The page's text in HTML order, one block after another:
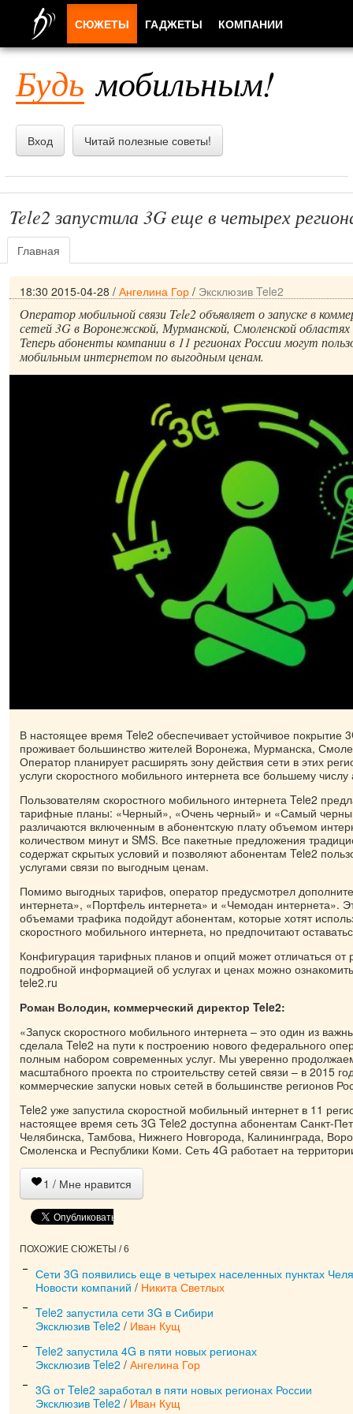
Будь мобильным!
Вход Читай полезные советы!
Tele2 запустила 3G еще в четырех
Главная
18:30 2015-04-28 / Ангелина Гор / Эксклюзив Tele2
Оператор мобильной связи Tele2 объявляет о запуске в
сетей 3G в Воронежской, Мурманской, Смоленской областях
Теперь абоненты компании в 11 регионах России могут
мобильным интернетом по выгодным ценам.
В настоящее время Tele2 обеспечивает устойчивое покрытие
проживает большинство жителей Воронежа, Мурманска,
Оператор планирует расширять зону действия сети в этих
услуги скоростного мобильного интернета все большему числу
Пользователям скоростного мобильного интернета Tele2
тарифные планы: «Черный», «Очень черный» и «Самый
различаются включенным в абонентскую плату объемом
количеством минут и SMS. Все пакетные предложения
содержат скрытых условий и позволяют абонентам Tele2
услугами связи по выгодным ценам.
Помимо выгодных тарифов, оператор предусмотрел
интернета», «Портфель интернета» и «Чемодан интернета».
объемами трафика подойдут абонентам, которые хотят
скоростного мобильного интернета, но предпочитают
Конфигурация тарифных планов и опций может отличаться от
подробной информацией об услугах и ценах можно
tele2.ru
Роман Володин, коммерческий директор Tele2:
«Запуск скоростного мобильного интернета – это один из
сделала Tele2 на пути к построению нового федерального
полным набором современных услуг. Мы уверенно
масштабного проекта по строительству сетей связи – в 2015
коммерческие запуски новых сетей в большинстве регионов
Tele2 уже запустила скоростной мобильный интернет в 11
настоящее время сеть 3G Tele2 доступна абонентам Санкт-
Челябинска, Тамбова, Нижнего Новгорода, Калининграда,
Смоленска и Республики Коми. Сеть 4G работает на
1 / Мне нравится
ПОХОЖИЕ СЮЖЕТЫ / 6
Сети 3G появились еще в четырех населенных пунктах
Новости компаний / Никита Светлых
Tele2 запустила сети 3G в Сибири
Эксклюзив Tele2 / Иван Кущ
Tele2 запустила 4G в пяти новых регионах
Эксклюзив Tele2 / Ангелина Гор
3G от Tele2 заработал в пяти новых регионах России
Эксклюзив Tele2 / Иван Кущ
СЮЖЕТЫ ГАДЖЕТЫ КОМПАНИИ
ПРИЛОЖЕНИЯ